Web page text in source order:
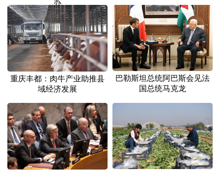
办
重庆丰都：肉牛产业助推县
域经济发展
巴勒斯坦总统阿巴斯会见法
国总统马克龙